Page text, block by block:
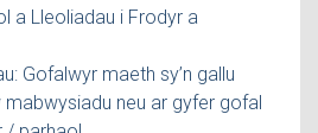
a Lleoliadau i Frodyr a
Gofalwyr maeth sy’n gallu
mabwysiadu neu ar gyfer gofal